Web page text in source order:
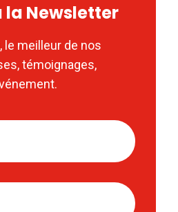
la Newsletter
le meilleur de nos
témoignages,